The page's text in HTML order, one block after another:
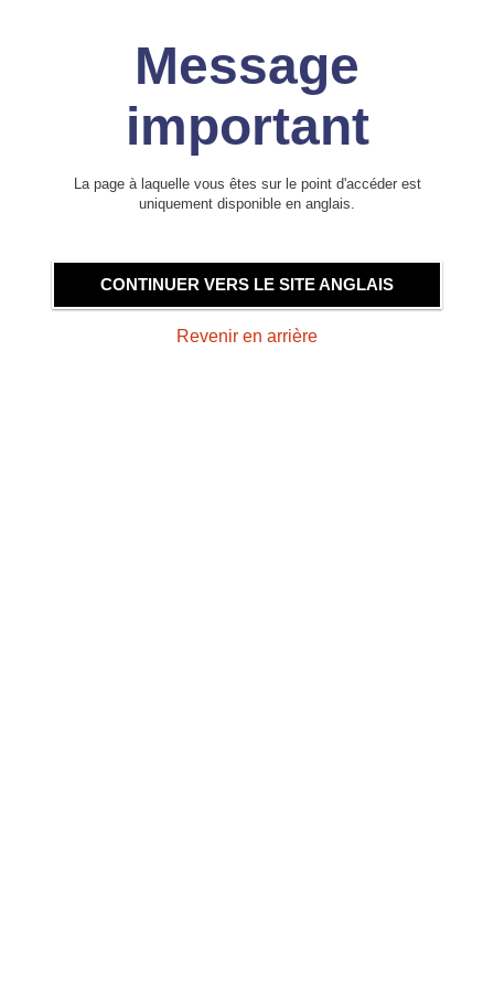
Message
important
La page à laquelle vous êtes sur le point d'accéder est
uniquement disponible en anglais.
CONTINUER VERS LE SITE ANGLAIS
Revenir en arrière